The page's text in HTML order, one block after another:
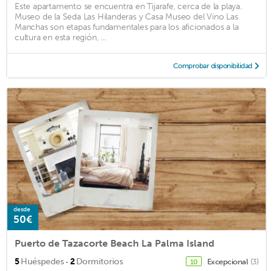
Este apartamento se encuentra en Tijarafe, cerca de la playa.
Museo de la Seda Las Hilanderas y Casa Museo del Vino Las
Manchas son etapas fundamentales para los aficionados a la
cultura en esta región, ...
Comprobar disponibilidad
desde
50€
Puerto de Tazacorte Beach La Palma Island
5Huéspedes · 2Dormitorios 10 Excepcional (3)